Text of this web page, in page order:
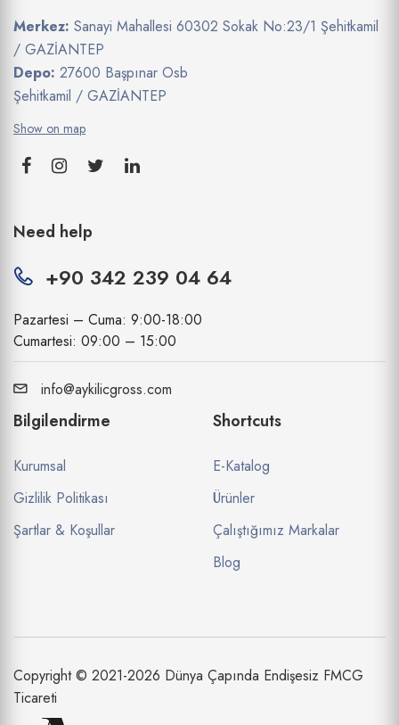
Merkez: Sanayi Mahallesi 60302 Sokak No:23/1 Şehitkamil
/ GAZİANTEP
Depo: 27600 Başpınar Osb
Şehitkamil / GAZİANTEP
Show on map
Need help
+90 342 239 04 64
Pazartesi – Cuma: 9:00-18:00
Cumartesi: 09:00 – 15:00
info@aykilicgross.com
Bilgilendirme
Kurumsal
Gizlilik Politikası
Şartlar & Koşullar
Shortcuts
E-Katalog
Ürünler
Çalıştığımız Markalar
Blog
Copyright © 2021-2026 Dünya Çapında Endişesiz FMCG
Ticareti